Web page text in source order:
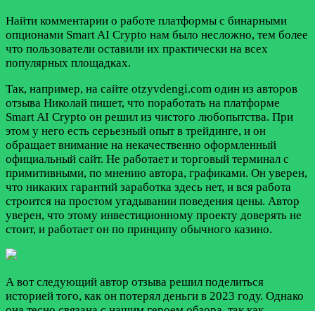
Найти комментарии о работе платформы с бинарными
опционами Smart AI Crypto нам было несложно, тем более
что пользователи оставили их практически на всех
популярных площадках.
Так, например, на сайте otzyvdengi.com один из авторов
отзыва Николай пишет, что поработать на платформе
Smart AI Crypto он решил из чистого любопытства. При
этом у него есть серьезный опыт в трейдинге, и он
обращает внимание на некачественно оформленный
официальный сайт. Не работает и торговый терминал с
примитивными, по мнению автора, графиками. Он уверен,
что никаких гарантий заработка здесь нет, и вся работа
строится на простом угадывании поведения цены. Автор
уверен, что этому инвестиционному проекту доверять не
стоит, и работает он по принципу обычного казино.
А вот следующий автор отзыва решил поделиться
историей того, как он потерял деньги в 2023 году. Однако